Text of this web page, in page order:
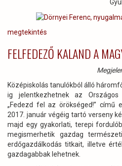
megtekintés
FELFEDEZŐ KALAND A
Középiskolás tanulókból álló
ig jelentkezhetnek az Országos
„Fedezd fel az örökséged!” című
2017. január végéig tartó verseny
majd egy gyakorlati, terepi
megismerhetik gazdag
erdőgazdálkodás titkait, illetve
gazdagabbak lehetnek.